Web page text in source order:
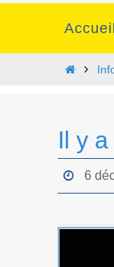
Accueil
Home
Il y
6